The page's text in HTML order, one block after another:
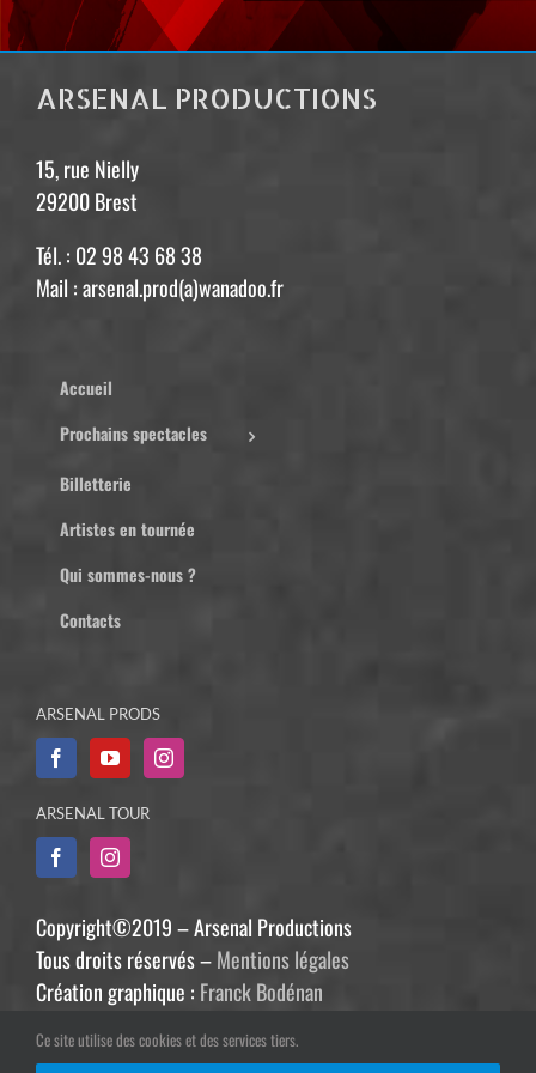
ARSENAL PRODUCTIONS
15, rue Nielly
29200 Brest
Tél. : 02 98 43 68 38
Mail : arsenal.prod(a)wanadoo.fr
Accueil
Prochains spectacles
Billetterie
Artistes en tournée
Qui sommes-nous ?
Contacts
ARSENAL PRODS
ARSENAL TOUR
Copyright©2019 – Arsenal Productions
Tous droits réservés –Mentions légales
Création graphique : Franck Bodénan
Ce site utilise des cookies et des services tiers.